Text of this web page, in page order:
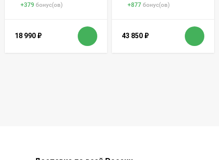
+379 бонус(ов)
18 990 ₽
+877 бонус(ов)
43 850 ₽